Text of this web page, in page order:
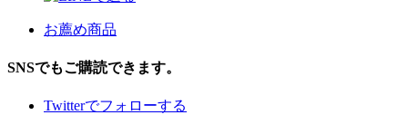
お薦め商品
SNSでもご購読できます。
Twitterでフォローする